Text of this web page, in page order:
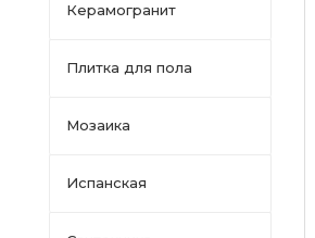
Керамогранит
Плитка для пола
Мозаика
Испанская